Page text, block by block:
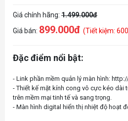
Giá chính hãng: 1.499.000đ
Giá bán: 899.000đ (Tiết kiệm:
Đặc điểm nổi bật:
- Link phần mềm quản lý màn hình:
- Thiết kế mặt kính cong vô cực kéo dài
trên mềm mại tinh tế và sang trọng.
- Màn hình digital hiển thị nhiệt độ hoạt